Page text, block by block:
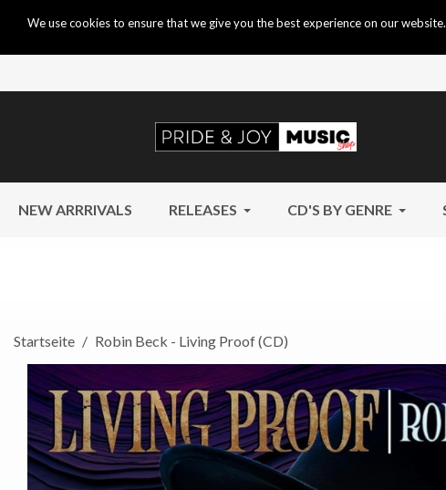
We use cookies to ensure that we give you the best experience on our
NEW ARRRIVALS RELEASES CD'S BY GENRE
Startseite Robin Beck - Living Proof (CD)